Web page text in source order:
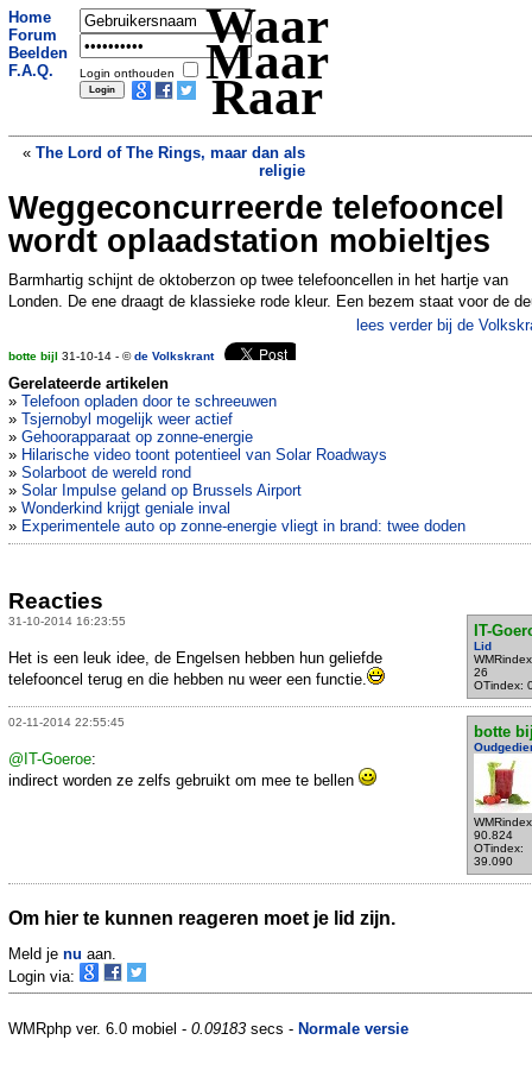
Home
Forum
Beelden
F.A.Q.
Login onthouden
Waar
Maar
Raar
« The Lord of The Rings, maar dan als
religie
Liftster biedt seks in ruil voor rondreis
Weggeconcurreerde telefooncel
wordt oplaadstation mobieltjes
Barmhartig schijnt de oktoberzon op twee telefooncellen in het hartje van
Londen. De ene draagt de klassieke rode kleur. Een bezem staat voor de
lees verder bij de
botte bijl 31-10-14 - ©de Volkskrant
Gerelateerde artikelen
» Telefoon opladen door te schreeuwen
» Tsjernobyl mogelijk weer actief
» Gehoorapparaat op zonne-energie
» Hilarische video toont potentieel van Solar Roadways
» Solarboot de wereld rond
» Solar Impulse geland op Brussels Airport
» Wonderkind krijgt geniale inval
» Experimentele auto op zonne-energie vliegt in brand: twee doden
Reacties
31-10-2014 16:23:55
IT-
Lid
26
OTindex:
Het is een leuk idee, de Engelsen hebben hun geliefde
telefooncel terug en die hebben nu weer een functie.
02-11-2014 22:55:45
botte
90.824
OTindex:
39.090
@IT-Goeroe:
indirect worden ze zelfs gebruikt om mee te bellen
Om hier te kunnen reageren moet je lid zijn.
Meld je nu aan.
Login via:
WMRphp ver. 6.0 mobiel - 0.09183 secs - Normale versie